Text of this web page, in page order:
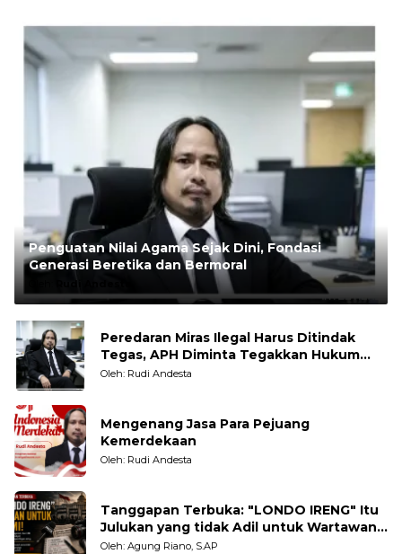
Penguatan Nilai Agama Sejak Dini, Fondasi
Generasi Beretika dan Bermoral
Rudi Andesta
Peredaran Miras Ilegal Harus Ditindak
Tegas, APH Diminta Tegakkan Hukum
Tanpa Pandang Bulu
Oleh: Rudi Andesta
Mengenang Jasa Para Pejuang
Kemerdekaan
Oleh: Rudi Andesta
Tanggapan Terbuka: "LONDO IRENG" Itu
Julukan yang tidak Adil untuk Wartawan,
Pengamat dan LSM
Oleh: Agung Riano, S.AP